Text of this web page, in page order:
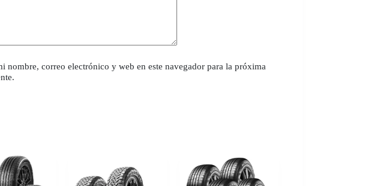
nombre, correo electrónico y web en este navegador para la próxima